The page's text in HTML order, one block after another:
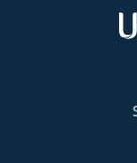
scegliere le
brillanti? Ne
tecnici